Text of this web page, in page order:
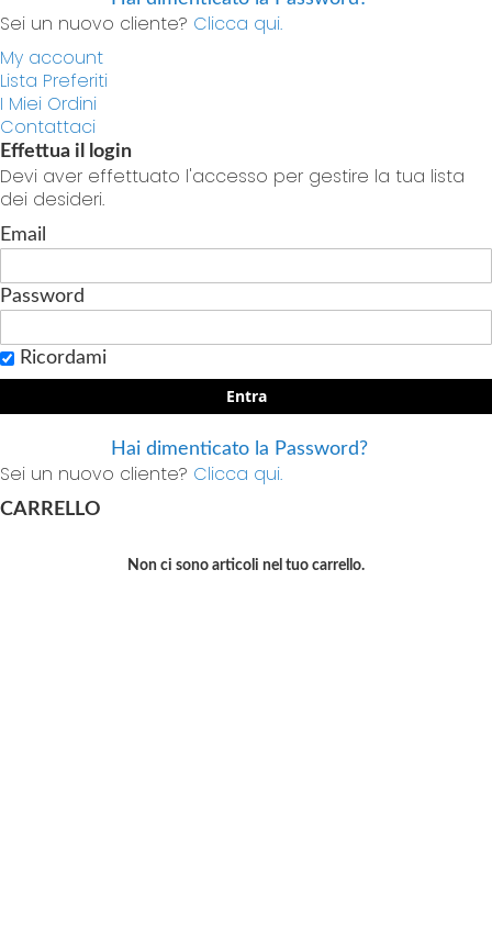
Sei un nuovo cliente? Clicca qui.
My account
Lista Preferiti
I Miei Ordini
Contattaci
Effettua il login
Devi aver effettuato l'accesso per gestire la tua lista
dei desideri.
Email
Password
Ricordami
Entra
Hai dimenticato la Password?
Sei un nuovo cliente? Clicca qui.
CARRELLO
Non ci sono articoli nel tuo carrello.